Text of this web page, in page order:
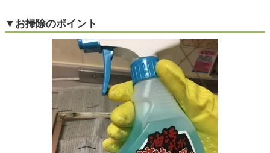
▼お掃除のポイント